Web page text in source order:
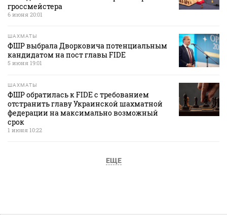
гроссмейстера
6 июня 20:01
ШАХМАТЫ
ФШР выбрала Дворковича потенциальным
кандидатом на пост главы FIDE
5 июня 19:01
ШАХМАТЫ
ФШР обратилась к FIDE с требованием
отстранить главу Украинской шахматной
федерации на максимально возможный
срок
1 июня 10:22
ЕЩЕ